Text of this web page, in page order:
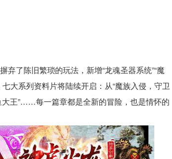
了陈旧繁琐的玩法，新增“龙魂圣器系统”“魔
大系列资料片将陆续开启：从“魔族入侵，守卫
大王”……每一篇章都是全新的冒险，也是情怀的